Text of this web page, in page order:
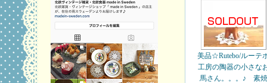
美品☆Rutebo/ルーテ
工房の陶器の小さな
馬さん。。。♪ 素焼